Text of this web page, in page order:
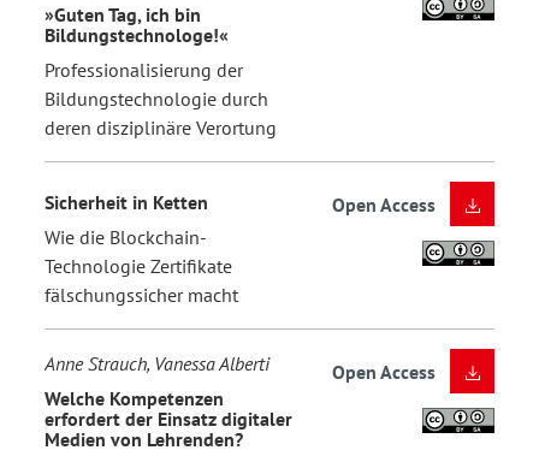
»Guten Tag, ich bin
Bildungstechnologe!«
Professionalisierung der
Bildungstechnologie durch
deren disziplinäre Verortung
Sicherheit in Ketten
Wie die Blockchain-
Technologie Zertifikate
fälschungssicher macht
Open Access
Anne Strauch, Vanessa Alberti
Welche Kompetenzen
erfordert der Einsatz digitaler
Medien von Lehrenden?
Open Access